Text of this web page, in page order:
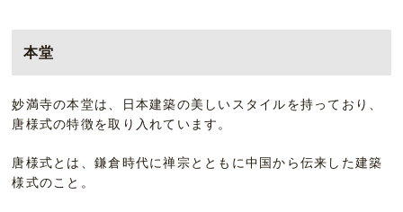
本堂
妙満寺の本堂は、日本建築の美しいスタイルを持っており、
唐様式の特徴を取り入れています。
唐様式とは、鎌倉時代に禅宗とともに中国から伝来した建築
様式のこと。